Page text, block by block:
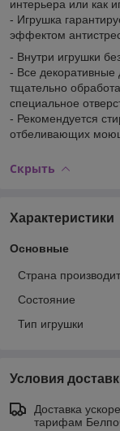
интерьера или как
- Игрушка
эффектом
- Внутри игрушки
- Все
тщательно
специальное
- Рекомендуется
отбеливающих
Скрыть
Характеристики
Основные
Страна
Состояние
Тип игрушки
Условия
Доставка
тарифам